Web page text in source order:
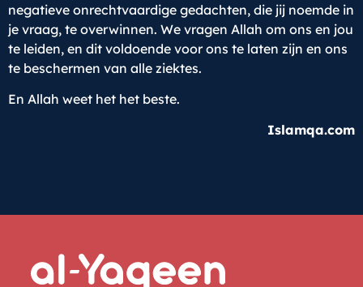
negatieve onrechtvaardige gedachten, die jij noemde in
je vraag, te overwinnen. We vragen Allah om ons en jou
te leiden, en dit voldoende voor ons te laten zijn en ons
te beschermen van alle ziektes.
En Allah weet het het beste.
Islamqa.com